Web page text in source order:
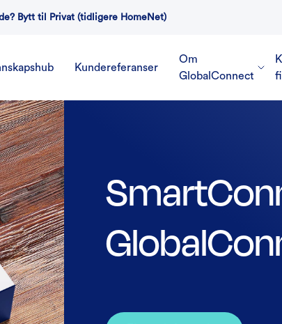
Bytt til Privat (tidligere HomeNet)
Kundereferanser
Om
GlobalConnect